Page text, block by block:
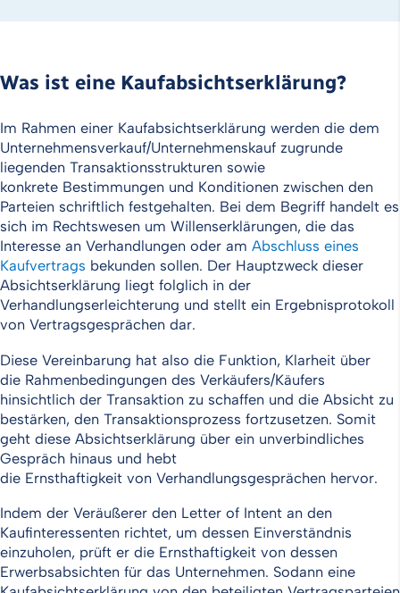
Was ist eine Kaufabsichtserklärung?
Im Rahmen einer Kaufabsichtserklärung werden die dem
Unternehmensverkauf/Unternehmenskauf zugrunde
liegenden Transaktionsstrukturen sowie
konkrete Bestimmungen und Konditionen zwischen den
Parteien schriftlich festgehalten. Bei dem Begriff handelt es
sich im Rechtswesen um Willenserklärungen, die das
Interesse an Verhandlungen oder am Abschluss eines
Kaufvertrags bekunden sollen. Der Hauptzweck dieser
Absichtserklärung liegt folglich in der
Verhandlungserleichterung und stellt ein Ergebnisprotokoll
von Vertragsgesprächen dar.
Diese Vereinbarung hat also die Funktion, Klarheit über
die Rahmenbedingungen des Verkäufers/Käufers
hinsichtlich der Transaktion zu schaffen und die Absicht zu
bestärken, den Transaktionsprozess fortzusetzen. Somit
geht diese Absichtserklärung über ein unverbindliches
Gespräch hinaus und hebt
die Ernsthaftigkeit von Verhandlungsgesprächen hervor.
Indem der Veräußerer den Letter of Intent an den
Kaufinteressenten richtet, um dessen Einverständnis
einzuholen, prüft er die Ernsthaftigkeit von dessen
Erwerbsabsichten für das Unternehmen. Sodann eine